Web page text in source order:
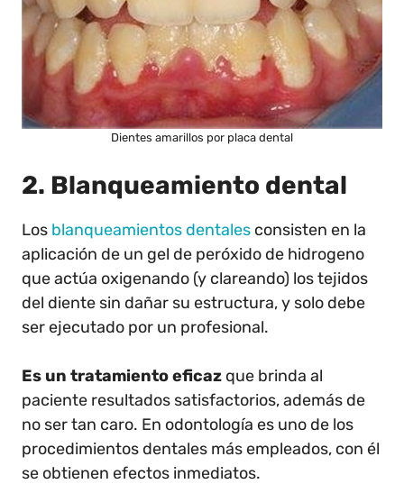
Dientes amarillos por placa dental
2. Blanqueamiento dental
Los blanqueamientos dentales consisten en la
aplicación de un gel de peróxido de hidrogeno
que actúa oxigenando (y clareando) los tejidos
del diente sin dañar su estructura, y solo debe
ser ejecutado por un profesional.
Es un tratamiento eficaz que brinda al
paciente resultados satisfactorios, además de
no ser tan caro. En odontología es uno de los
procedimientos dentales más empleados, con él
se obtienen efectos inmediatos.